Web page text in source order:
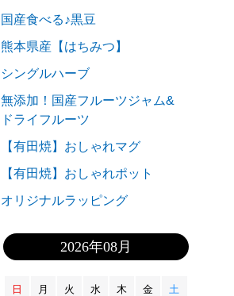
国産食べる♪黒豆
熊本県産【はちみつ】
シングルハーブ
無添加！国産フルーツジャム&
ドライフルーツ
【有田焼】おしゃれマグ
【有田焼】おしゃれポット
オリジナルラッピング
2026年08月
日 月 火 水 木 金 土